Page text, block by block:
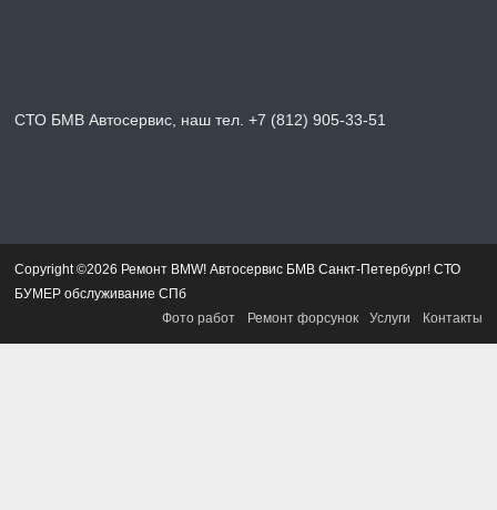
СТО БМВ Автосервис, наш тел. +7 (812) 905-33-51
Copyright ©2026 Ремонт BMW! Автосервис БМВ Санкт-Петербург! СТО
БУМЕР обслуживание СПб
Фото работ
Ремонт форсунок Услуги Контакты